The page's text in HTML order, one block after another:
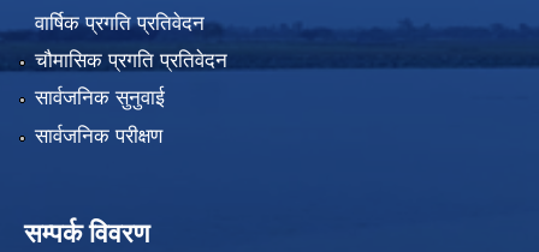
वार्षिक प्रगति प्रतिवेदन
चौमासिक प्रगति प्रतिवेदन
सार्वजनिक सुनुवाई
सार्वजनिक परीक्षण
सम्पर्क विवरण